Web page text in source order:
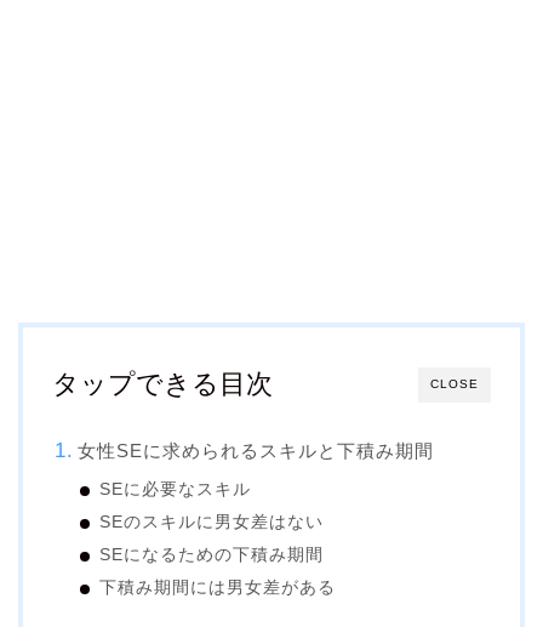
CLOSE
タップできる目次
女性SEに求められるスキルと下積み期間
SEに必要なスキル
SEのスキルに男女差はない
SEになるための下積み期間
下積み期間には男女差がある